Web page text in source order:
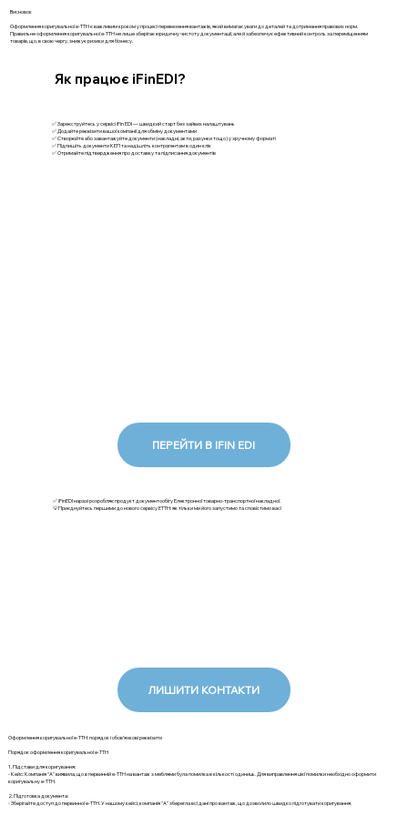
Висновок
Оформлення коригувальної е-ТТН є важливим кроком у процесі перевезення вантажів, який вимагає уваги до деталей та дотримання правових норм.
Правильне оформлення коригувальної е-ТТН не лише зберігає юридичну чистоту документації, але й забезпечує ефективний контроль за переміщенням
товарів, що, в свою чергу, знижує ризики для бізнесу.
✅ Зареєструйтесь у сервісі iFin EDI — швидкий старт без зайвих налаштувань
✅ Додайте реквізити вашої компанії для обміну документами
✅ Створюйте або завантажуйте документи (накладні, акти, рахунки тощо) у зручному форматі
✅ Підпишіть документи КЕП та надішліть контрагентам в один клік
✅ Отримайте підтвердження про доставку та підписання документів
ПЕРЕЙТИ В IFIN EDI
Як працює iFinEDI?
✅ iFinEDI наразі розробляє продукт документообігу Електронної товарно-транспортної накладної.
💡Приєднуйтесь першими до нового сервісу ЕТТН: як тільки ми його запустимо та сповістимо вас!
ЛИШИТИ КОНТАКТИ
Оформлення коригувальної е-ТТН: порядок і обов’язкові реквізити
Порядок оформлення коригувальної е-ТТН
1. Підстави для коригування:
- Кейс: Компанія "А" виявила, що в первинній е-ТТН на вантаж з меблями була помилка в кількості одиниць. Для виправлення цієї помилки необхідно оформити
коригувальну е-ТТН.
2. Підготовка документа:
- Зберігайте доступ до первинної е-ТТН. У нашому кейсі, компанія "А" зберегла всі дані про вантаж, що дозволило швидко підготувати коригування.